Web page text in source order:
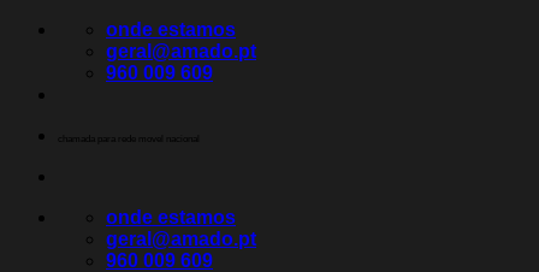
Skip
onde estamos
geral@amado.pt
960 009 609
onde estamos
geral@amado.pt
960 009 609